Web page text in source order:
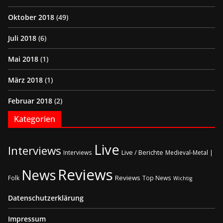
Oktober 2018 (49)
Juli 2018 (6)
Mai 2018 (1)
März 2018 (1)
Februar 2018 (2)
Kategorien
Interviews Interviews Live Live / Berichte Medieval-Metal |
Folk NewsReviews Reviews Top News Wichtig
Datenschutzerklärung
Impressum